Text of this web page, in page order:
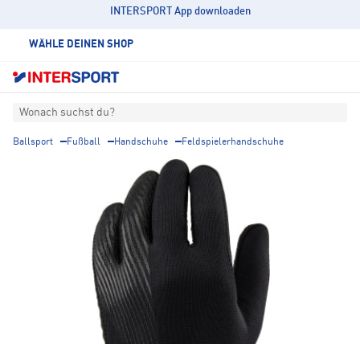
INTERSPORT App downloaden
WÄHLE DEINEN SHOP
Wonach suchst du?
Ballsport Fußball Handschuhe Feldspielerhandschuhe